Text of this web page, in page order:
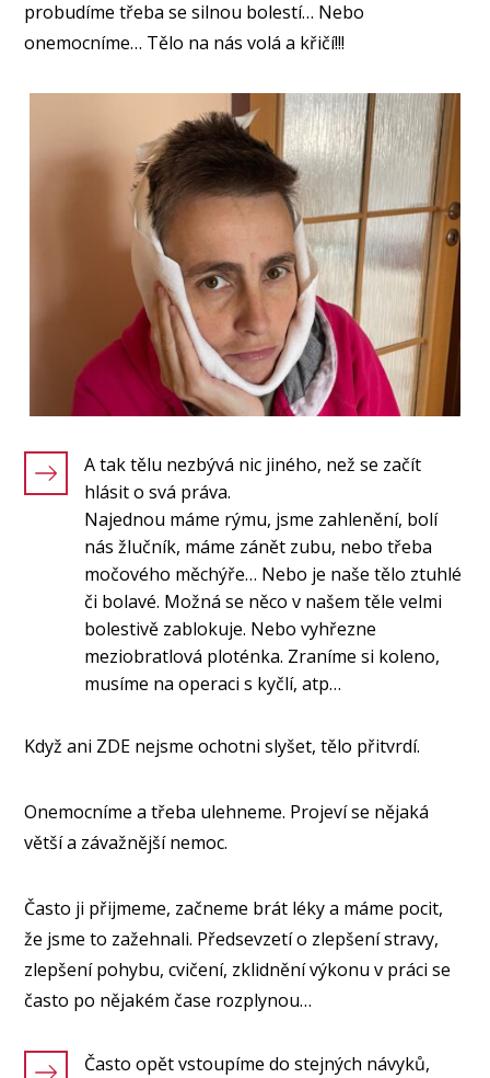
probudíme třeba se silnou bolestí… Nebo
onemocníme… Tělo na nás volá a křičí!!!
A tak tělu nezbývá nic jiného, než se začít
hlásit o svá práva.
Najednou máme rýmu, jsme zahlenění, bolí
nás žlučník, máme zánět zubu, nebo třeba
močového měchýře… Nebo je naše tělo ztuhlé
či bolavé. Možná se něco v našem těle velmi
bolestivě zablokuje. Nebo vyhřezne
meziobratlová ploténka. Zraníme si koleno,
musíme na operaci s kyčlí, atp…
Když ani ZDE nejsme ochotni slyšet, tělo přitvrdí.
Onemocníme a třeba ulehneme. Projeví se nějaká
větší a závažnější nemoc.
Často ji přijmeme, začneme brát léky a máme pocit,
že jsme to zažehnali. Předsevzetí o zlepšení stravy,
zlepšení pohybu, cvičení, zklidnění výkonu v práci se
často po nějakém čase rozplynou…
Často opět vstoupíme do stejných návyků,